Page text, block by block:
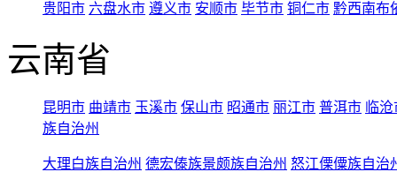
贵阳市 六盘水市 遵义市 安顺市 毕节市 铜仁市 黔西南布
云南省
昆明市 曲靖市 玉溪市 保山市 昭通市 丽江市 普洱市 临
族自治州
大理白族自治州 德宏傣族景颇族自治州 怒江傈僳族自治